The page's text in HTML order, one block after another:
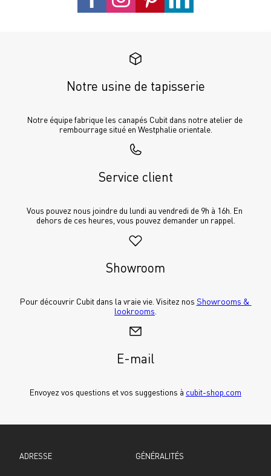
Notre usine de tapisserie
Notre équipe fabrique les canapés Cubit dans notre atelier de
rembourrage situé en Westphalie orientale.
Service client
Vous pouvez nous joindre du lundi au vendredi de 9h à 16h. En
dehors de ces heures, vous pouvez demander un rappel.
Showroom
Pour découvrir Cubit dans la vraie vie. Visitez nos Showrooms &
lookrooms
E-mail
Envoyez vos questions et vos suggestions à cubit-shop.com
ADRESSE GÉNÉRALITÉS